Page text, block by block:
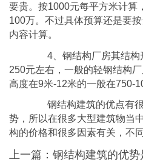
要贵。按1000元每平方米计算
100万。不过具体预算还是要
内容计算。
4、钢结构厂房其结构
250元左右，一般的轻钢结构
高度在9米-12米的一般在750-
钢结构建筑的优点有很
势，所以在很多大型建筑物当
构的价格和很多因素有关，不
上一篇： 钢结构建筑的优